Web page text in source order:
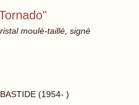
moulé-taillé, signé
(1954- )